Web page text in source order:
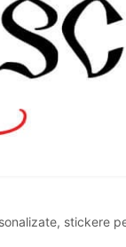
stickere